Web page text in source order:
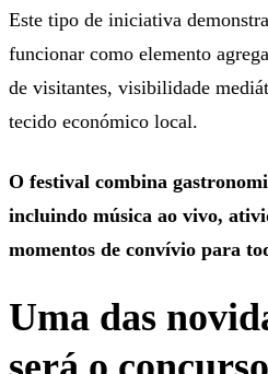
Este tipo de iniciativa
funcionar como elemento
de visitantes, visibilidade
tecido económico local.
O festival combina
incluindo música ao vivo,
momentos de convívio para
Uma das